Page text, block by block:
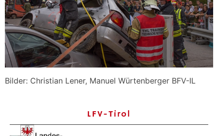
Bilder: Christian Lener, Manuel Würtenberger BFV-IL
LFV-Tirol